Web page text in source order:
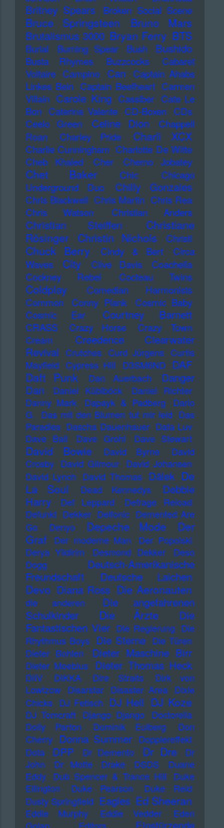
Britney Spears Broken Social Scene
Bruce Springsteen Bruno Mars
Brutalismus 3000 Bryan Ferry BTS
Burial Burning Spear Bush Bushido
Busta Rhymes Buzzcocks
Cabaret
Voltaire Campino Can
Captain Ahabs
Linkes Bein Captain Beefheart Carmen
Villain Carole King Cassiber Cate Le
Bon
Caterina Valente CD-Boxen
CDs
Ceelo Green
Celine Dion
Chappell
Roan
Charley Pride Charli XCX
Charlie Cunningham Charlotte De Witte
Cheb Khaled
Cher Cherno Jobatey
Chet Baker Chic
Chicago
Underground Duo
Chilly Gonzales
Chris Blackwell Chris Martin Chris Rea
Chris Watson
Christian Anders
Christian Steiffen
Christiane
Rösinger
Christin Nichols Christl
Chuck Berry Cindy & Bert
Circa
Waves
City Clive Davis
Coachella
Cockney Rebel
Cocteau Twins
Coldplay
Comedian Harmonists
Common
Conny Plank
Cosmic Baby
Cosmic Ear
Courtney Barnett
CRASS Crazy Horse Crazy Town
Cream
Creedence Clearwater
Revival
Crutches Curd Jürgens Curtis
Mayfield Cypress Hill D3SM6ND DAF
Daft Punk Dan Auerbach
Danger
Dan
Daniel Küblböck
Daniel Richter
Danny Mark
Dapayk & Padberg
Dario
G. Das mit den Blumen tut mir leid Das
Paradies Dascha Dauenhauer Data Luv
Dave Ball
Dave Grohl Dave Stewart
David Bowie David Byrne
David
Crosby David Gilmour David Johansen
David Lynch David Thomas Dälek De
La Soul
Dead Kennedys
Debbie
Harry
Def Leppard
Defrage Reload
Defunkt Dekker Delfonic Demented Are
Go
Denyo Depeche Mode
Der
Graf
Der moderne Man
Der Popolski
Derya Yildirim
Desmond Dekker
Deso
Dogg
Deutsch-Amerikanische
Freundschaft
Deutsche Laichen
Devo Diana Ross Die Aeronauten
die anderen
Die angefahrenen
Schulkinder
Die Ärzte
Die
Fantastischen Vier Die Regierung Die
Rhythmus Boys Die Sterne Die Türen
Dieter Bohlen
Dieter Maschine Birr
Dieter Moebius Dieter Thomas Heck
DiIV DIKKA Dire Straits
Dirk von
Lowtzow
Disarstar Disaster Area
Dixie
Chicks DJ Fetisch DJ Hell DJ Koze
DJ Tomcraft Django Django
Doctorella
Dolly Parton
Dominik Eulberg
Don
Cherry Donna Summer Dopplereffekt
Dota
DPP Dr Demento Dr Dre
Dr
John
Dr Motte Drake DSDS
Duane
Eddy
Dub Spencer & Trance Hill
Duke
Ellington
Duke Pearson
Duke Reid
Dusty Springfield Eagles Ed Sheeran
Eddie Murphy Eddie Vedder
Eden